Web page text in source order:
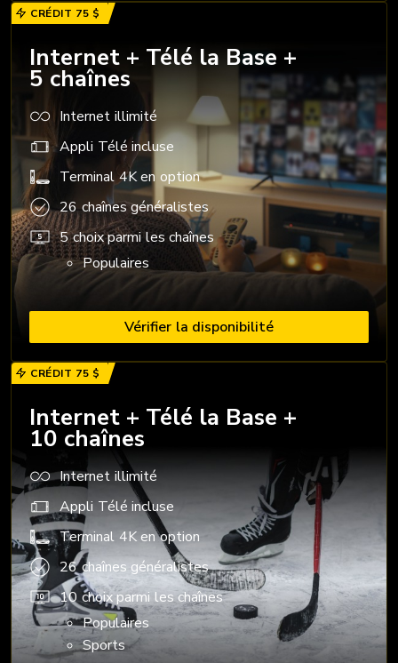
CRÉDIT 75 $
Internet + Télé la Base +
5 chaînes
Internet illimité
Appli Télé incluse
Terminal 4K en option
26 chaînes généralistes
5 choix parmi les chaînes
Populaires
Vérifier la disponibilité
CRÉDIT 75 $
Internet + Télé la Base +
10 chaînes
Internet illimité
Appli Télé incluse
Terminal 4K en option
26 chaînes généralistes
10 choix parmi les chaînes
Populaires
Sports